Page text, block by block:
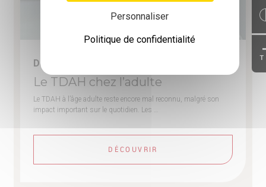
Personnaliser
Politique de confidentialité
T
Du 07-09-2026 au 08-09-2026
Le TDAH chez l’adulte
Le TDAH à l’âge adulte reste encore mal reconnu, malgré son
impact important sur le quotidien. Les …
DÉCOUVRIR